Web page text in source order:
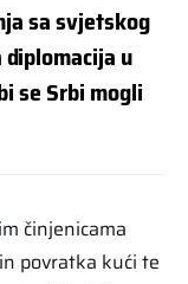
sa svjetskog
u
se Srbi mogli
činjenicama
povratka kući te